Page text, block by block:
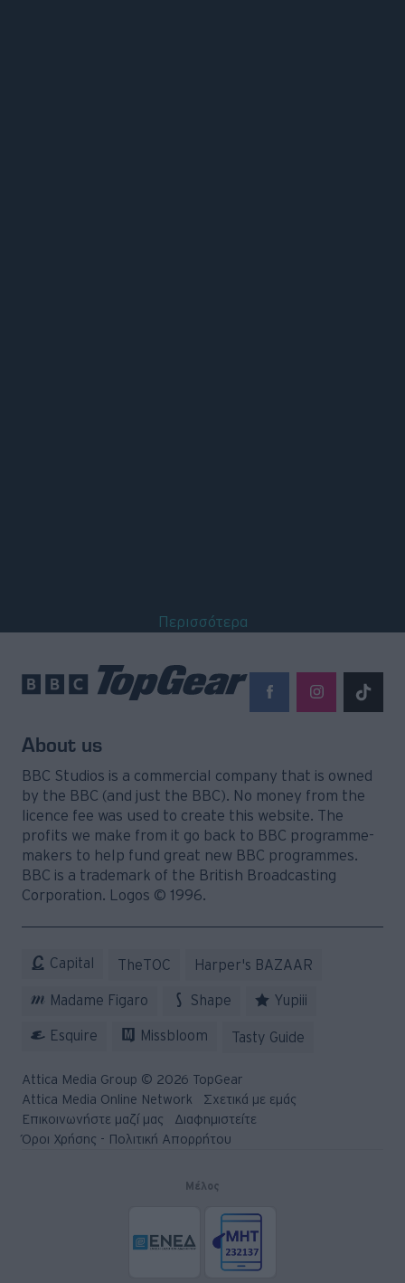
Περισσότερα
Attica Media Online Network
Επικοινωνήστε μαζί μας
About us
BBC Studios is a commercial company that is owned
by the BBC (and just the BBC). No money from the
licence fee was used to create this website. The
profits we make from it go back to BBC programme-
makers to help fund great new BBC programmes.
BBC is a trademark of the British Broadcasting
Corporation. Logos © 1996.
Capital TheTOC Harper's BAZAAR
Madame Figaro Shape Yupiii
Esquire Missbloom Tasty Guide
Attica Media Group © 2026 TopGear
Attica Media Online Network
Σχετικά με εμάς
Επικοινωνήστε μαζί μας
Διαφημιστείτε
Όροι Χρήσης - Πολιτική Απορρήτου
Μέλος